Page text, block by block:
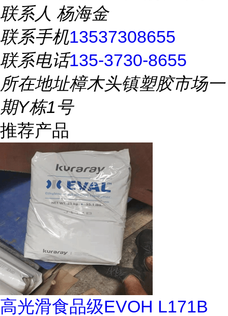
联系人 杨海金
联系手机13537308655
联系电话135-3730-8655
所在地址樟木头镇塑胶市场一
期Y栋1号
推荐产品
高光滑食品级EVOH L171B